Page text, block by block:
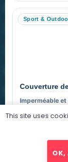
Sport &
Couverture
Imperméable
PET argenté
0,76 €HT
dégressif selon
92 200 Neuilly
NOTRE SOCIÉTÉ
2025 ©
This site uses
OK,